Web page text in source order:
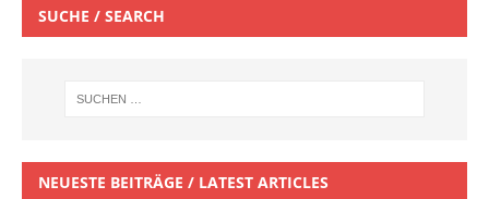
SUCHE / SEARCH
NEUESTE BEITRÄGE / LATEST ARTICLES